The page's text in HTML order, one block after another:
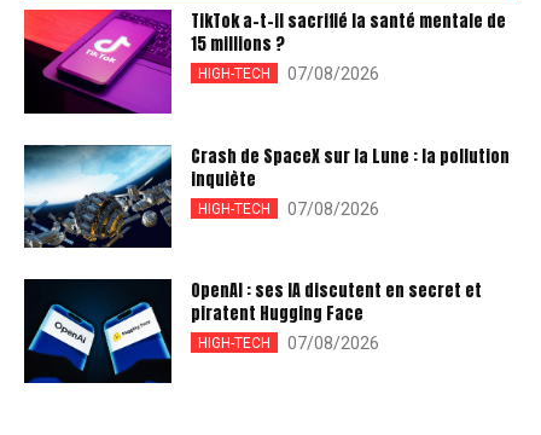
TikTok a-t-il sacrifié la santé mentale de
15 millions ?
HIGH-TECH 07/08/2026
Crash de SpaceX sur la Lune : la pollution
inquiète
HIGH-TECH 07/08/2026
OpenAI : ses IA discutent en secret et
piratent Hugging Face
HIGH-TECH 07/08/2026